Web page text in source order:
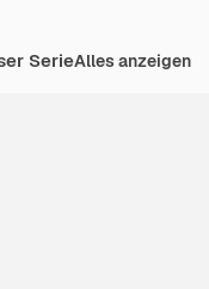
SerieAlles anzeigen